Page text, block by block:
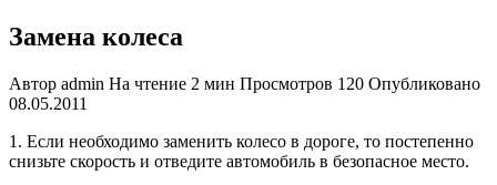
Замена колеса
Автор admin На чтение 2 мин Просмотров 120 Опубликовано
08.05.2011
1. Если необходимо заменить колесо в дороге, то постепенно
снизьте ско­рость и отведите автомобиль в безо­пасное место.